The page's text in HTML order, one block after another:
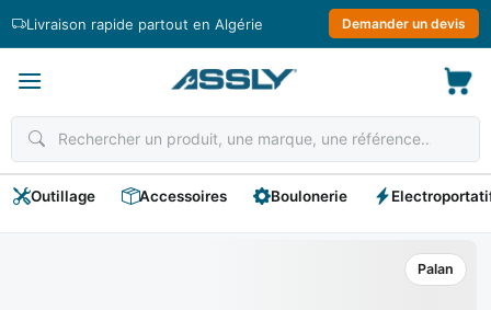
Livraison rapide partout en Algérie Demander un devis
Outillage Accessoires Boulonerie
Palan